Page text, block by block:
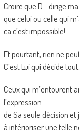
Croire que D… dirige
que celui ou celle qui
ca c’est impossible!
Et pourtant, rien ne
C’est Lui qui décide
Ceux qui m’entourent
l’expression
de Sa seule décision
à intérioriser une telle